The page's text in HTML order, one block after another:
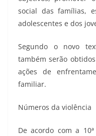
social das famílias,
adolescentes e dos
Segundo o novo
também serão
ações de
familiar.
Números da violência
De acordo com a